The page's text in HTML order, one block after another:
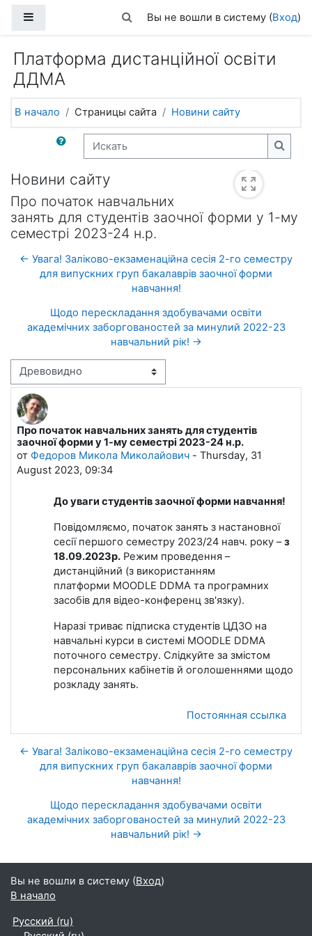
Изменить данные поисковой
Вы не вошли в систему (Вход)
Платформа дистанційної освіти
ДДМА
В начало Страницы сайта Новини сайту
Искать
Новини сайту
Про початок навчальних
занять для студентів заочної форми у 1-му
семестрі 2023-24 н.р.
← Увага! Заліково-екзаменаційна сесія 2-го семестру
для випускних груп бакалаврів заочної форми
навчання!
Щодо перескладання здобувачами освіти
академічних заборгованостей за минулий 2022-23
навчальний рік! →
Режим отображения
Про початок навчальних занять для студентів
заочної форми у 1-му семестрі 2023-24 н.р.
от Федоров Микола Миколайович - Thursday, 31
August 2023, 09:34
Количество ответов: 0
До уваги студентів заочної форми навчання!
Повідомляємо, початок занять з настановної
сесії першого семестру 2023/24 навч. року –з
18.09.2023р. Режим проведення –
дистанційний (з використанням
платформи MOODLE DDMA та програмних
засобів для відео-конференц зв'язку).
Наразі триває підписка студентів ЦДЗО на
навчальні курси в системі MOODLE DDMA
поточного семестру. Слідкуйте за змістом
персональних кабінетів й оголошеннями щодо
розкладу занять.
Постоянная ссылка
← Увага! Заліково-екзаменаційна сесія 2-го семестру
для випускних груп бакалаврів заочної форми
навчання!
Щодо перескладання здобувачами освіти
академічних заборгованостей за минулий 2022-23
навчальний рік! →
Вы не вошли в систему (Вход)
В начало
Русский ‎(ru)‎